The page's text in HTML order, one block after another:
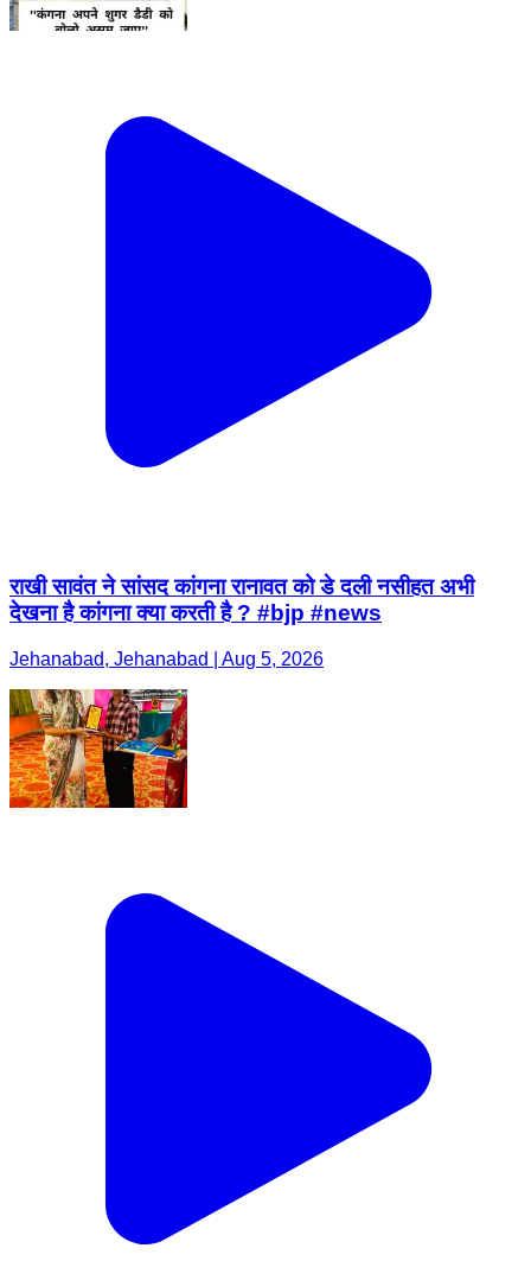
राखी सावंत ने सांसद कांगना रानावत को डे दली नसीहत अभी
देखना है कांगना क्या करती है ? #bjp #news
Jehanabad, Jehanabad | Aug 5, 2026